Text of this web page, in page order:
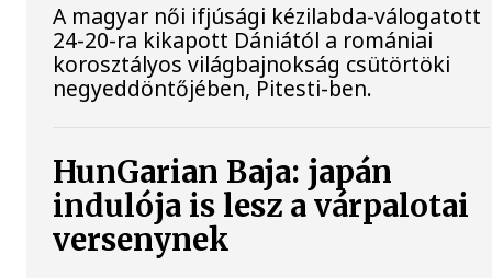
A magyar női ifjúsági kézilabda-válogatott
24-20-ra kikapott Dániától a romániai
korosztályos világbajnokság csütörtöki
negyeddöntőjében, Pitesti-ben.
HunGarian Baja: japán
indulója is lesz a várpalotai
versenynek